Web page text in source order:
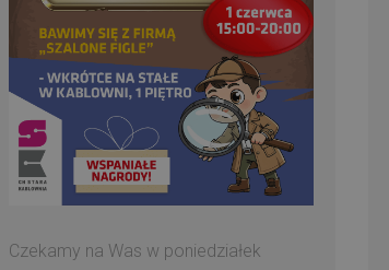
Czekamy na Was w poniedziałek